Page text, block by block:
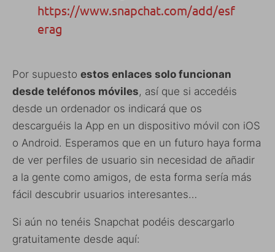
https://www.snapchat.com/add/esf
erag
Por supuesto estos enlaces solo funcionan
desde teléfonos móviles, así que si accedéis
desde un ordenador os indicará que os
descarguéis la App en un dispositivo móvil con iOS
o Android. Esperamos que en un futuro haya forma
de ver perfiles de usuario sin necesidad de añadir
a la gente como amigos, de esta forma sería más
fácil descubrir usuarios interesantes…
Si aún no tenéis Snapchat podéis descargarlo
gratuitamente desde aquí: